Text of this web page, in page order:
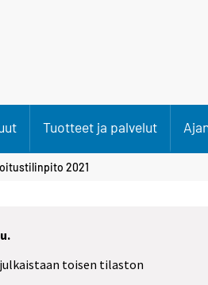
Tuotteet ja palvelut
2021
toisen tilaston